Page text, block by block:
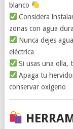
blanco
Considera
zonas con agua dura
Nunca dejes
eléctrica
Si usas una olla,
Apaga tu
conservar oxígeno